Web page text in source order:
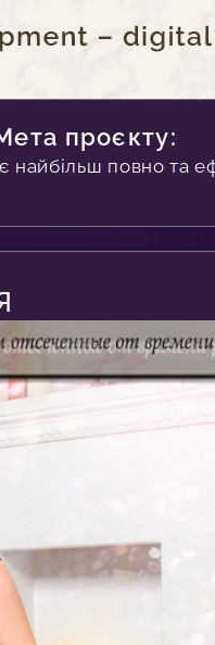
проєкту:
найбільш повно та